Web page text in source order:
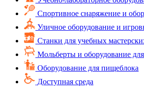
Спортивное снаряжение и
Уличное оборудование и
Cтанки для учебных
Мольберты и оборудование
Оборудование для пищеблока
Доступная среда